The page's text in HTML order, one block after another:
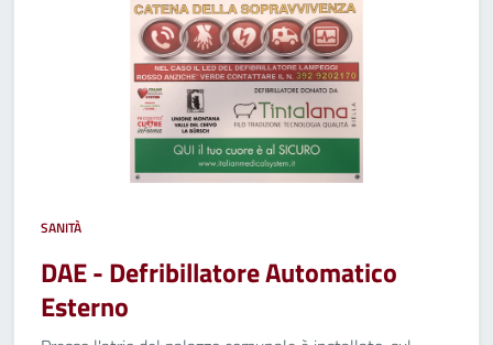
SANITÀ
DAE - Defribillatore Automatico
Esterno